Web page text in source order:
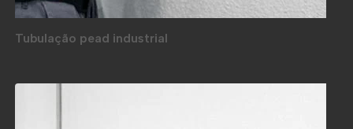
Tubulação pead industrial